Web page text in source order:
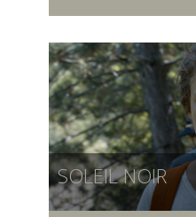
SOLEIL NOIR